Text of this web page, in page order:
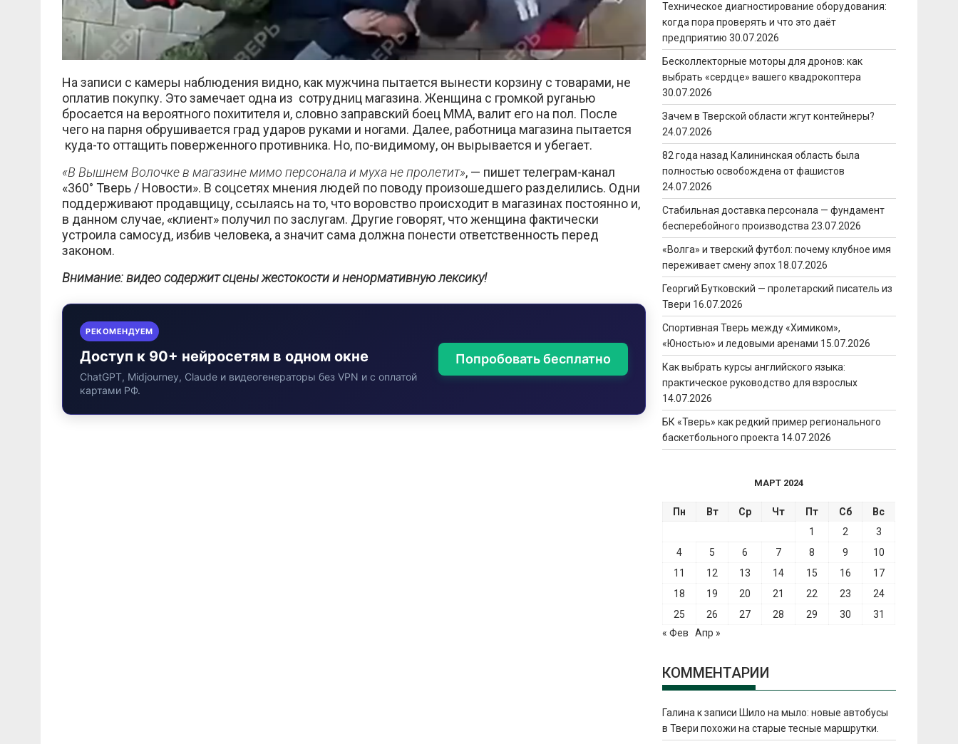
На записи с камеры наблюдения видно, как мужчина пытается вынести корзину с товарами, не
оплатив покупку. Это замечает одна из сотрудниц магазина. Женщина с громкой руганью
бросается на вероятного похитителя и, словно заправский боец ММА, валит его на пол. После
чего на парня обрушивается град ударов руками и ногами. Далее, работница магазина пытается
куда-то оттащить поверженного противника. Но, по-видимому, он вырывается и убегает.
«В Вышнем Волочке в магазине мимо персонала и муха не пролетит», — пишет телеграм-канал
«360° Тверь / Новости». В соцсетях мнения людей по поводу произошедшего разделились. Одни
поддерживают продавщицу, ссылаясь на то, что воровство происходит в магазинах постоянно и,
в данном случае, «клиент» получил по заслугам. Другие говорят, что женщина фактически
устроила самосуд, избив человека, а значит сама должна понести ответственность перед
законом.
Внимание: видео содержит сцены жестокости и ненормативную лексику!
РЕКОМЕНДУЕМ
Доступ к 90+ нейросетям в одном окне
ChatGPT, Midjourney, Claude и видеогенераторы без VPN и с оплатой
картами РФ.
Попробовать бесплатно
Техническое диагностирование оборудования:
когда пора проверять и что это даёт
предприятию 30.07.2026
Бесколлекторные моторы для дронов: как
выбрать «сердце» вашего квадрокоптера
30.07.2026
Зачем в Тверской области жгут контейнеры?
24.07.2026
82 года назад Калининская область была
полностью освобождена от фашистов
24.07.2026
Стабильная доставка персонала — фундамент
бесперебойного производства 23.07.2026
«Волга» и тверский футбол: почему клубное имя
переживает смену эпох 18.07.2026
Георгий Бутковский — пролетарский писатель из
Твери 16.07.2026
Спортивная Тверь между «Химиком»,
«Юностью» и ледовыми аренами 15.07.2026
Как выбрать курсы английского языка:
практическое руководство для взрослых
14.07.2026
БК «Тверь» как редкий пример регионального
баскетбольного проекта 14.07.2026
МАРТ 2024
Пн Вт Ср Чт Пт Сб
Вс
1
2
3
4
5 6 7 8 9
10
11
12 13 14 15 16
17
18
19 20 21 22 23
24
25
26 27 28 29 30
31
« Фев
Апр »
КОММЕНТАРИИ
Галина к записи Шило на мыло: новые автобусы
в Твери похожи на старые тесные маршрутки.